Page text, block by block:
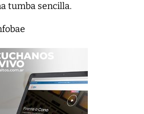
tumba sencilla.